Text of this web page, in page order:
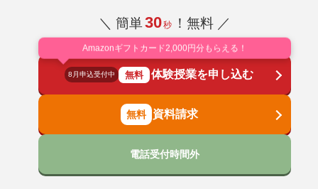
＼ 簡単30秒 ！無料 ／
Amazonギフトカード2,000円分もらえる！
8月申込受付中 無料 体験授業を申し込む
資料請求
電話受付時間外